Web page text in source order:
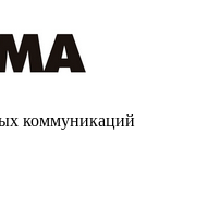
коммуникаций